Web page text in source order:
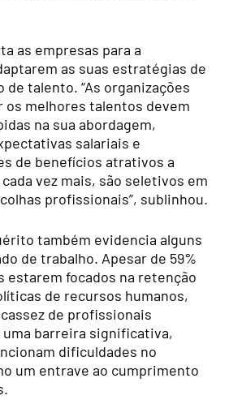
as empresas para a
as suas estratégias de
de talento. “As organizações
os melhores talentos devem
na sua abordagem,
salariais e
de benefícios atrativos a
vez mais, são seletivos em
profissionais”, sublinhou.
também evidencia alguns
de trabalho. Apesar de 59%
estarem focados na retenção
de recursos humanos,
de profissionais
barreira significativa,
dificuldades no
um entrave ao cumprimento